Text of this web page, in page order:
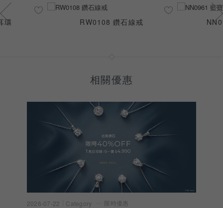
環 RW0108 鑽石線戒
相關優惠
2026-07-22 Category 限時優惠